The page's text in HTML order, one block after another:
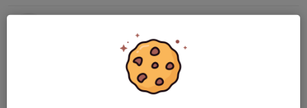
Mobil visas bara för inloggade
orange@stocksater.se